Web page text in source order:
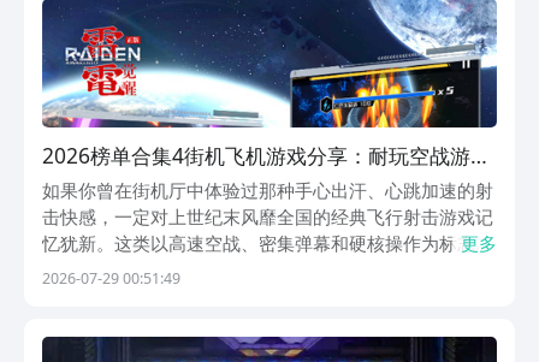
2026榜单合集4街机飞机游戏分享：耐玩空战游戏
before_2
如果你曾在街机厅中体验过那种手心出汗、心跳加速的射
击快感，一定对上世纪末风靡全国的经典飞行射击游戏记
忆犹新。这类以高速空战、密集弹幕和硬核操作为标志的
街机飞机游戏，曾是无数玩家青春里最热血的印记。如
已
更多
2026-07-29 00:51:49